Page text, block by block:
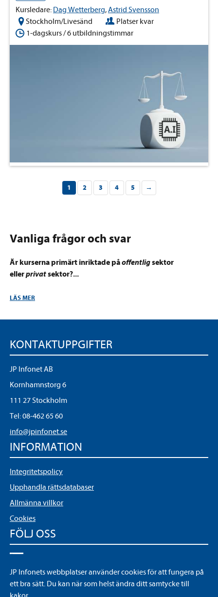
Kursledare: Dag Wetterberg,Astrid Svensson
Stockholm/Livesänd
Platser kvar
1-dagskurs / 6 utbildningstimmar
1 2 3 4 5 →
Vanliga frågor och svar
Är kurserna primärt inriktade påoffentligsektor
ellerprivatsektor?...
LÄS MER
KONTAKTUPPGIFTER
JP Infonet AB
Kornhamnstorg 6
111 27 Stockholm
Tel:08-462 65 60
info@jpinfonet.se
INFORMATION
Integritetspolicy
Upphandla rättsdatabaser
Allmänna villkor
Cookies
FÖLJ OSS
YouTube
JP Infonets webbplatser använder cookies för att fungera på
ett bra sätt. Du kan när som helst ändra ditt samtycke till